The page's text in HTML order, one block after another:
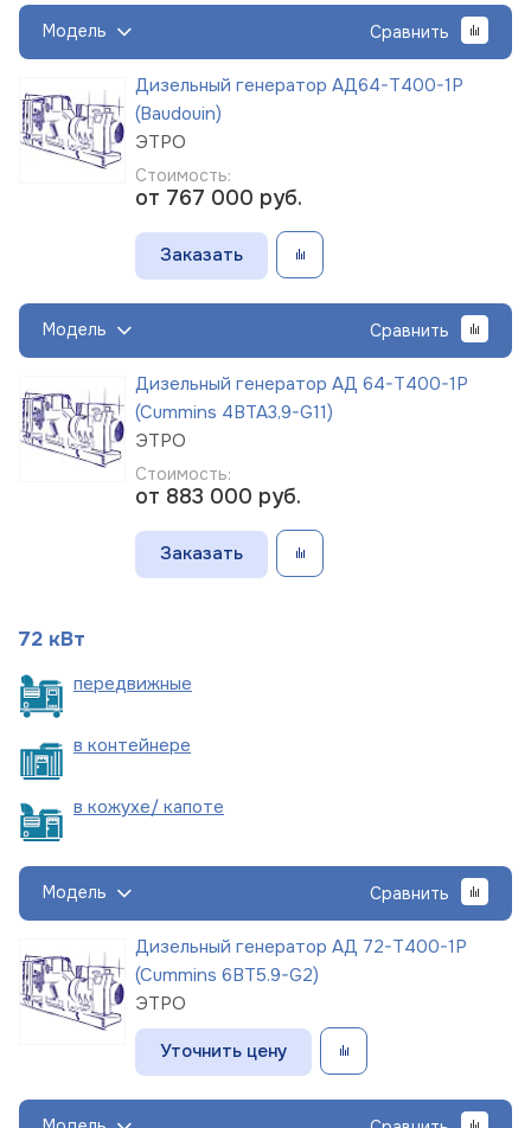
Модель Сравнить
Дизельный генератор АД64-Т400-1Р
(Baudouin)
ЭТРО
Стоимость:
от 767 000 руб.
Заказать
Модель Сравнить
Дизельный генератор АД 64-Т400-1Р
(Cummins 4BTA3,9-G11)
ЭТРО
Стоимость:
от 883 000 руб.
Заказать
72 кВт
передвижные
в контейнере
в кожухе/ капоте
Модель Сравнить
Дизельный генератор АД 72-Т400-1Р
(Cummins 6BT5.9-G2)
ЭТРО
Уточнить цену